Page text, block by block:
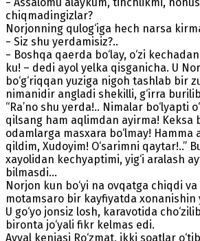
chiqmadingizlar?
Norjonning qulog‘iga hech narsa
− Siz shu yerdamisiz?..
− Boshqa qaerda bo‘lay, o‘zi
ku! – dedi ayol yelka qisganicha. U
bo‘g‘riqqan yuziga nigoh tashlab bir
nimanidir angladi shekilli, g‘irra
“Ra’no shu yerda!.. Nimalar bo‘lyapti
qilsang ham aqlimdan ayirma! Keksa
odamlarga masxara bo‘lmay! Hamma
qildim, Xudoyim! O‘sarimni qaytar!..”
xayolidan kechyaptimi, yig‘i aralash
bilmasdi…
Norjon kun bo‘yi na ovqatga chiqdi
motamsaro bir kayfiyatda xonanishin
U go‘yo jonsiz losh, karavotida
bironta jo‘yali fikr kelmas edi.
Avval kenjasi Ro‘zmat, ikki soatlar